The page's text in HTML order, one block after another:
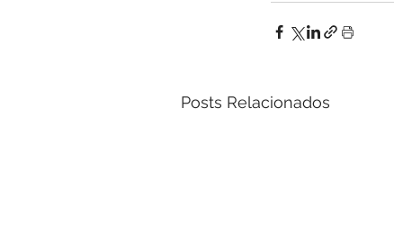
Posts Relacionados